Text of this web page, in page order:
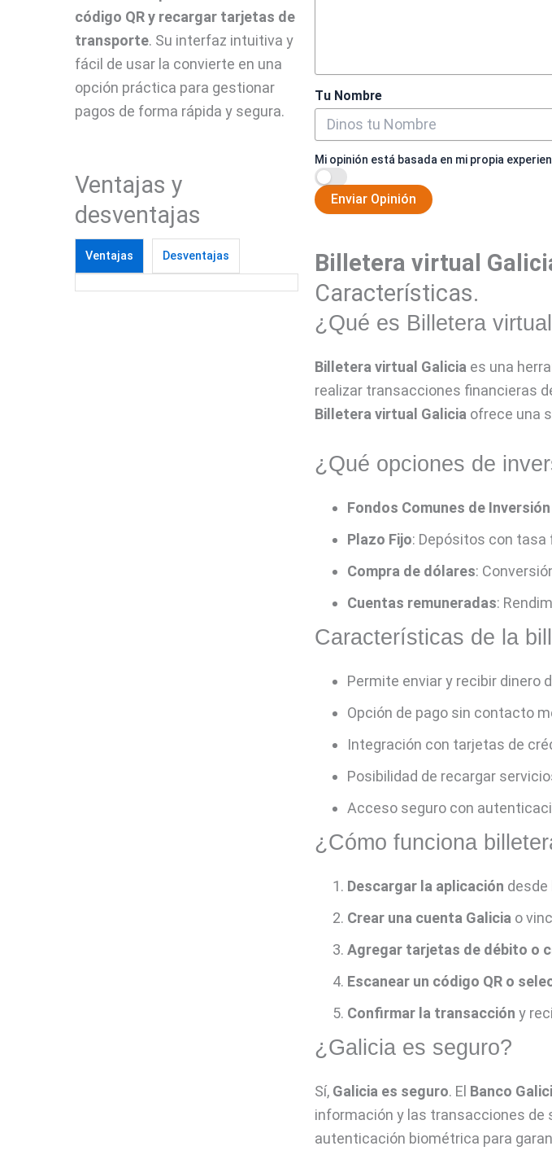
código QR y recargar tarjetas de
transporte. Su interfaz intuitiva y
fácil de usar la convierte en una
opción práctica para gestionar
pagos de forma rápida y segura.
Ventajas y
desventajas
Ventajas Desventajas
Tu Nombre
Mi opinión está basada en mi propia
Enviar Opinión
Billetera virtual
Características.
¿Qué es Billetera
Billetera virtual Galicia es una
realizar transacciones financieras
Billetera virtual Galicia ofrece una
¿Qué opciones de
Fondos Comunes de
Plazo Fijo: Depósitos con tasa
Compra de dólares:
Cuentas remuneradas:
Características de la
Permite enviar y recibir dinero
Opción de pago sin contacto
Integración con tarjetas de
Posibilidad de recargar
Acceso seguro con
¿Cómo funciona
Descargar la aplicación desde
Crear una cuenta Galicia o
Agregar tarjetas de débito o
Escanear un código QR o
Confirmar la transacción y
¿Galicia es seguro?
Sí, Galicia es seguro. El Banco
información y las transacciones de
autenticación biométrica para